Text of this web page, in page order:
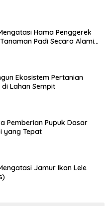
Hama Penggerek
Padi Secara Alami
Ekosistem Pertanian
Lahan Sempit
Pemberian Pupuk Dasar
yang Tepat
Jamur Ikan Lele